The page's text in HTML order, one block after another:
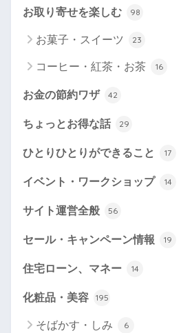
お取り寄せを楽しむ 98
お菓子・スイーツ 23
コーヒー・紅茶・お茶 16
お金の節約ワザ 42
ちょっとお得な話 29
ひとりひとりができること 17
イベント・ワークショップ 14
サイト運営全般 56
セール・キャンペーン情報 19
住宅ローン、マネー 14
化粧品・美容 195
そばかす・しみ 6